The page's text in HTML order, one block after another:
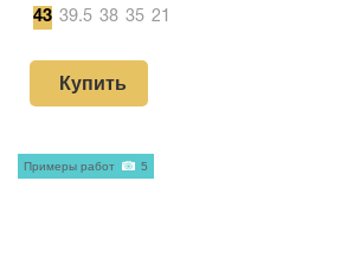
43 39.5 38 35 21
Купить
Примеры работ 5